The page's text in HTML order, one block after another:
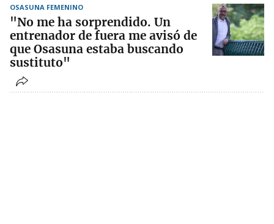
OSASUNA FEMENINO
"No me ha sorprendido. Un
entrenador de fuera me avisó de
que Osasuna estaba buscando
sustituto"